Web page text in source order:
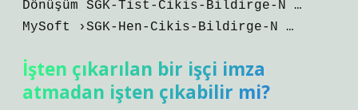
Dönüşüm SGK-Tist-Cikis-Bildirge-N …
MySoft ›SGK-Hen-Cikis-Bildirge-N …
İşten çıkarılan bir işçi imza
atmadan işten çıkabilir mi?